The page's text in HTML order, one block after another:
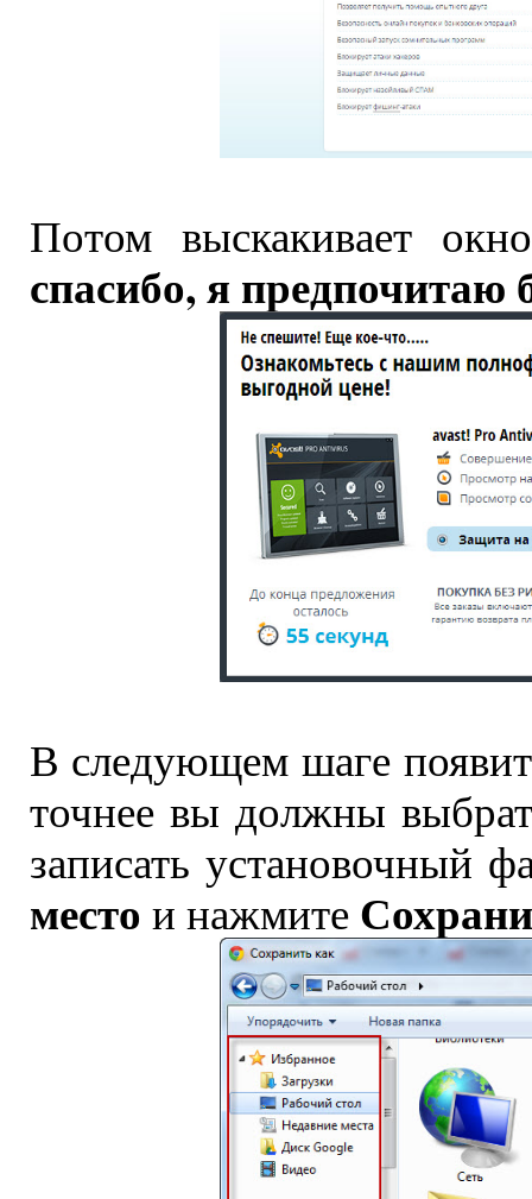
Потом выскакивает
спасибо, я предпочитаю
В следующем шаге
точнее вы должны
записать установочный
место и нажмите